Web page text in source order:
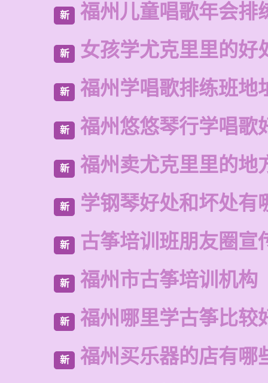
新 福州儿童唱歌年会排
新 女孩学尤克里里的好
新 福州学唱歌排练班地
新 福州悠悠琴行学唱歌
新 福州卖尤克里里的地
新 学钢琴好处和坏处有
新 古筝培训班朋友圈宣
新 福州市古筝培训机构
新 福州哪里学古筝比较
新 福州买乐器的店有哪